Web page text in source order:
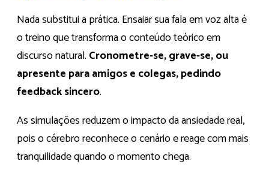
Nada substitui a prática. Ensaiar sua fala em voz alta é
o treino que transforma o conteúdo teórico em
discurso natural. Cronometre-se, grave-se, ou
apresente para amigos e colegas, pedindo
feedback sincero.
As simulações reduzem o impacto da ansiedade real,
pois o cérebro reconhece o cenário e reage com mais
tranquilidade quando o momento chega.